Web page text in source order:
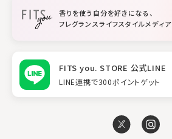
スタイリング香りを使う自分を好きになる、
フレグランスライフスタイルメディア
FITS you. STORE 公式LINE
LINE連携で300ポイントゲット